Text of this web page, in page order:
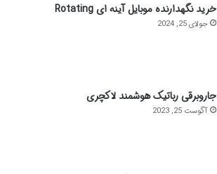
خرید نگهدارنده موبایل آینه ای Rotating
جولای 25, 2024
جاروبرقی رباتیک هوشمند لاکچری
آگوست 25, 2023